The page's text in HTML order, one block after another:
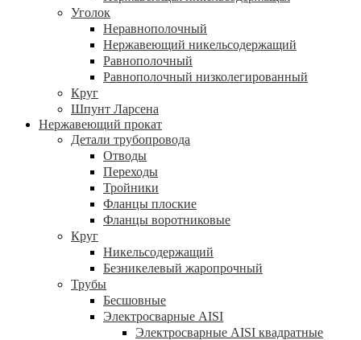
Уголок
Неравнополочный
Нержавеющий никельсодержащий
Равнополочный
Равнополочный низколегированный
Круг
Шпунт Ларсена
Нержавеющий прокат
Детали трубопровода
Отводы
Переходы
Тройники
Фланцы плоские
Фланцы воротниковые
Круг
Никельсодержащий
Безникелевый жаропрочный
Трубы
Бесшовные
Электросварные AISI
Электросварные AISI квадратные